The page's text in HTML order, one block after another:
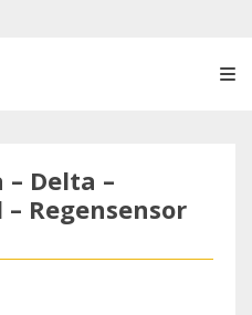
Delta –
Regensensor